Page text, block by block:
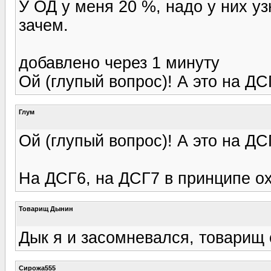
У ОД у меня 20 %, надо у них
зачем.
добавлено через 1 минуту
Ой (глупый вопрос)! А это на
Глум
Ой (глупый вопрос)! А это на
На ДСГ6, на ДСГ7 в принципе
Товарищ Дынин
Дык я и засомневался,
Сирожа555